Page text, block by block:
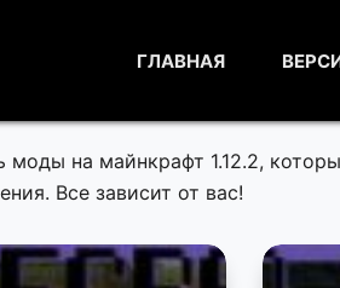
ГЛАВНАЯ
моды на майнкрафт 1.12.2,
Все зависит от вас!